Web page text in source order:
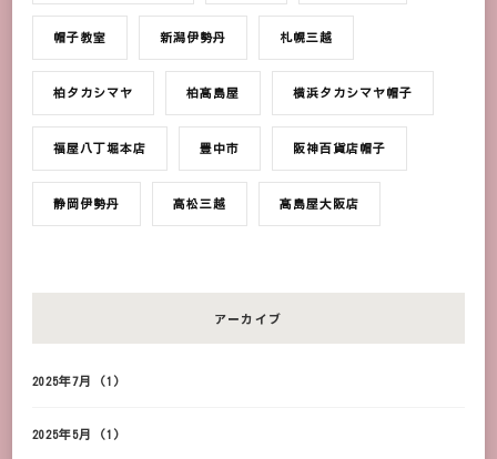
帽子教室 新潟伊勢丹 札幌三越
柏タカシマヤ 柏髙島屋 横浜タカシマヤ帽子
福屋八丁堀本店 豊中市 阪神百貨店帽子
静岡伊勢丹 高松三越 髙島屋大阪店
アーカイブ
2025年7月 (1)
2025年5月 (1)